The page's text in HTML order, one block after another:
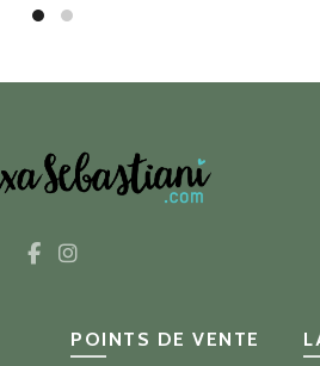
POINTS DE VENTE